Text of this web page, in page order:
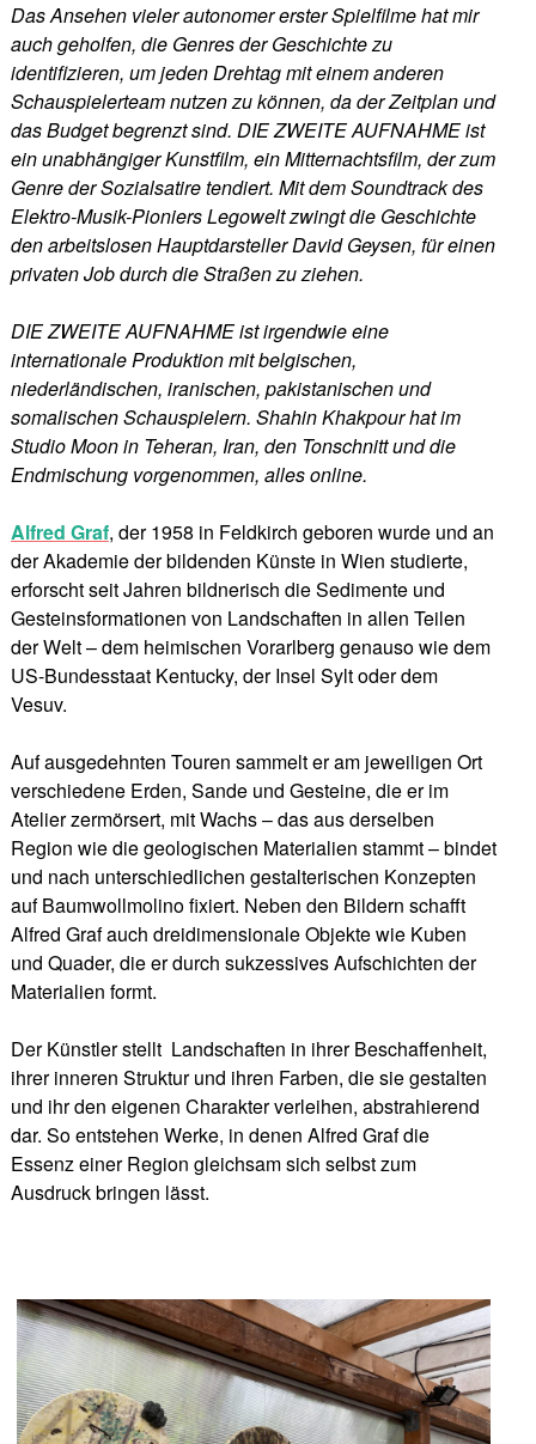
Das Ansehen vieler autonomer erster Spielfilme hat mir
auch geholfen, die Genres der Geschichte zu
identifizieren, um jeden Drehtag mit einem anderen
Schauspielerteam nutzen zu können, da der Zeitplan und
das Budget begrenzt sind. DIE ZWEITE AUFNAHME ist
ein unabhängiger Kunstfilm, ein Mitternachtsfilm, der zum
Genre der Sozialsatire tendiert. Mit dem Soundtrack des
Elektro-Musik-Pioniers Legowelt zwingt die Geschichte
den arbeitslosen Hauptdarsteller David Geysen, für einen
privaten Job durch die Straßen zu ziehen.
DIE ZWEITE AUFNAHME ist irgendwie eine
internationale Produktion mit belgischen,
niederländischen, iranischen, pakistanischen und
somalischen Schauspielern. Shahin Khakpour hat im
Studio Moon in Teheran, Iran, den Tonschnitt und die
Endmischung vorgenommen, alles online.
Alfred Graf, der 1958 in Feldkirch geboren wurde und an
der Akademie der bildenden Künste in Wien studierte,
erforscht seit Jahren bildnerisch die Sedimente und
Gesteinsformationen von Landschaften in allen Teilen
der Welt – dem heimischen Vorarlberg genauso wie dem
US-Bundesstaat Kentucky, der Insel Sylt oder dem
Vesuv.
Auf ausgedehnten Touren sammelt er am jeweiligen Ort
verschiedene Erden, Sande und Gesteine, die er im
Atelier zermörsert, mit Wachs – das aus derselben
Region wie die geologischen Materialien stammt – bindet
und nach unterschiedlichen gestalterischen Konzepten
auf Baumwollmolino fixiert. Neben den Bildern schafft
Alfred Graf auch dreidimensionale Objekte wie Kuben
und Quader, die er durch sukzessives Aufschichten der
Materialien formt.
Der Künstler stellt Landschaften in ihrer Beschaffenheit,
ihrer inneren Struktur und ihren Farben, die sie gestalten
und ihr den eigenen Charakter verleihen, abstrahierend
dar. So entstehen Werke, in denen Alfred Graf die
Essenz einer Region gleichsam sich selbst zum
Ausdruck bringen lässt.